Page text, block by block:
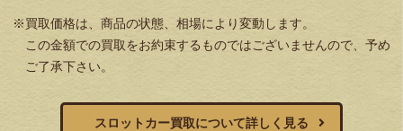
※買取価格は、商品の状態、相場により変動します。
この金額での買取をお約束するものではございませんので、予め
ご了承下さい。
スロットカー買取について詳しく見る